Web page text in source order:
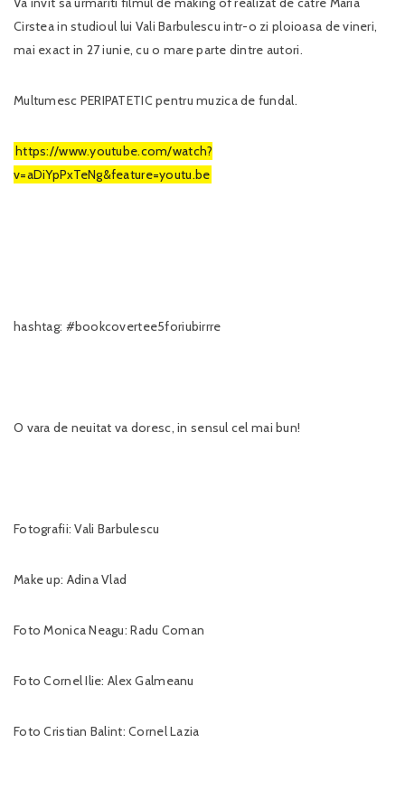
Cirstea in studioul lui Vali Barbulescu intr-o zi ploioasa de vineri,
mai exact in 27 iunie, cu o mare parte dintre autori.
Multumesc PERIPATETIC pentru muzica de fundal.
https://www.youtube.com/watch?
v=aDiYpPxTeNg&feature=youtu.be
hashtag: #bookcovertee5foriubirrre
O vara de neuitat va doresc, in sensul cel mai bun!
Fotografii: Vali Barbulescu
Make up: Adina Vlad
Foto Monica Neagu: Radu Coman
Foto Cornel Ilie: Alex Galmeanu
Foto Cristian Balint: Cornel Lazia